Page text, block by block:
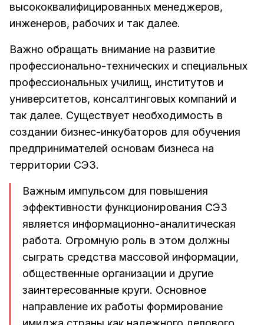
высококвалифицированных менеджеров,
инженеров, рабочих и так далее.
Важно обращать внимание на развитие
профессионально-технических и специальных
профессиональных училищ, институтов и
университетов, консалтинговых компаний и
так далее. Существует необходимость в
создании бизнес-инкубаторов для обучения
предпринимателей основам бизнеса на
территории СЭЗ.
Важным импульсом для повышения
эффективности функционирования СЭЗ
является информационно-аналитическая
работа. Огромную роль в этом должны
сыграть средства массовой информации,
общественные организации и другие
заинтересованные круги. Основное
направление их работы формирование